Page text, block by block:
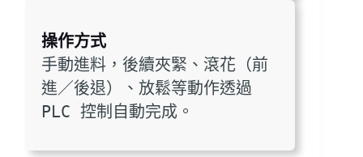
操作方式
手動進料，後續夾緊、滾花（前
進／後退）、放鬆等動作透過
PLC 控制自動完成。